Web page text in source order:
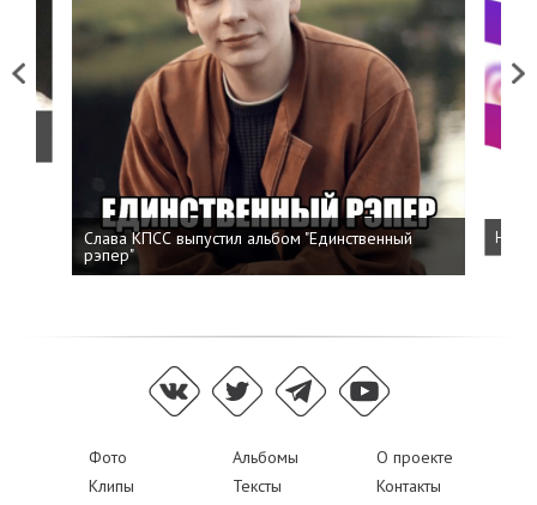
Previous
Слава КПСС выпустил альбом "Единственный
рэпер"
Next
Фото Альбомы
О проекте
Клипы
Тексты
Контакты